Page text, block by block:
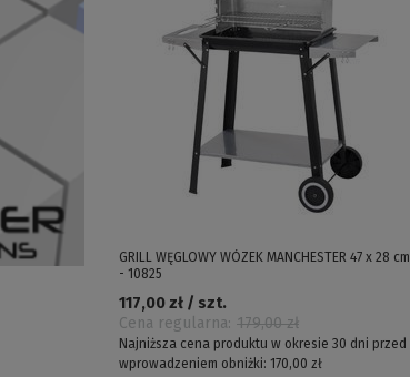
GRILL WĘGLOWY WÓZEK MANCHESTER 47 x 28 cm
- 10825
Cena regularna: 179,00 zł
117,00 zł / szt.
Najniższa cena produktu w okresie 30 dni przed
wprowadzeniem obniżki: 170,00 zł